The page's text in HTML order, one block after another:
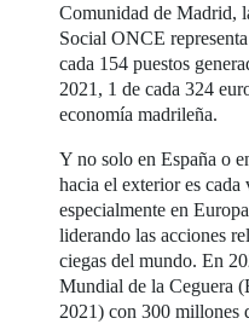
Comunidad de Madrid,
Social ONCE
cada 154 puestos
2021, 1 de cada 324
economía madrileña.
Y no solo en España o
hacia el exterior es
especialmente en
liderando las acciones
ciegas del mundo. En
Mundial de la Ceguera
2021) con 300 millones